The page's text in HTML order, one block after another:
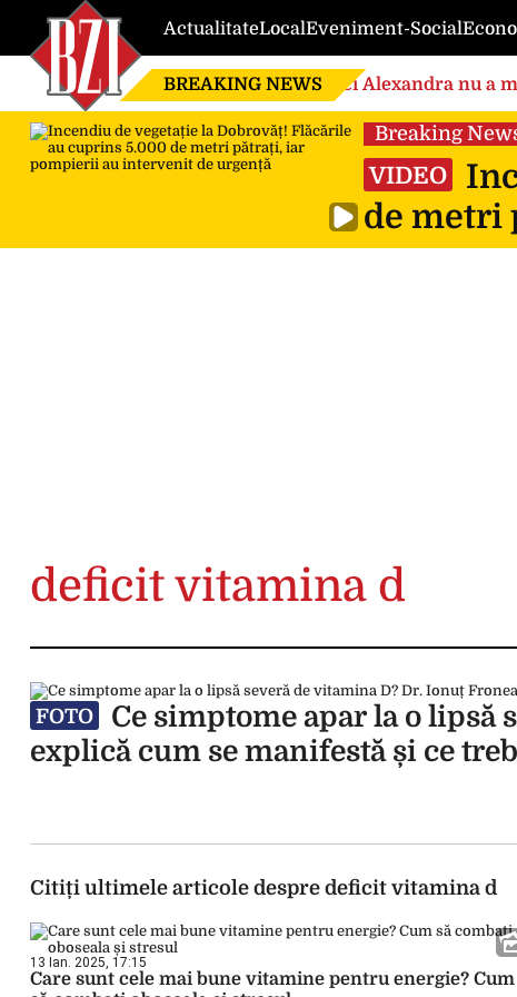
ActualitateLocalEveniment-Social
BREAKING NEWS Nici Alexandra nu a
de căsnicie
Breaking
VIDEO
de metri
deficit vitamina d
FOTO
Ce simptome apar la o lipsă
explică cum se manifestă și ce
Citiți ultimele articole despre deficit vitamina d
13 Ian. 2025, 17:15
Care sunt cele mai bune vitamine pentru energie? Cum